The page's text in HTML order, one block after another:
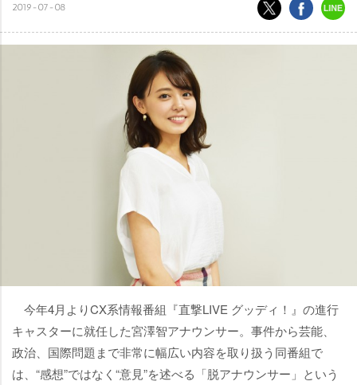
2019-07-08
今年4月よりCX系情報番組『直撃LIVE グッディ！』の進行
キャスターに就任した宮澤智アナウンサー。事件から芸能、
政治、国際問題まで非常に幅広い内容を取り扱う同番組で
は、“感想”ではなく“意見”を述べる「脱アナウンサー」という